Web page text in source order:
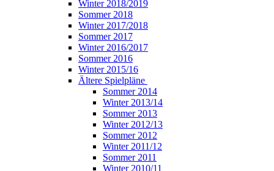
Winter 2018/2019
Sommer 2018
Winter 2017/2018
Sommer 2017
Winter 2016/2017
Sommer 2016
Winter 2015/16
Ältere Spielpläne
Sommer 2014
Winter 2013/14
Sommer 2013
Winter 2012/13
Sommer 2012
Winter 2011/12
Sommer 2011
Winter 2010/11